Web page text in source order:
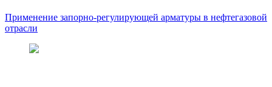
Применение запорно-регулирующей арматуры в нефтегазовой
отрасли